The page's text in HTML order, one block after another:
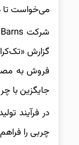
می‌خواست تا
گزارش
فروش به
جایگزین با
چربی را